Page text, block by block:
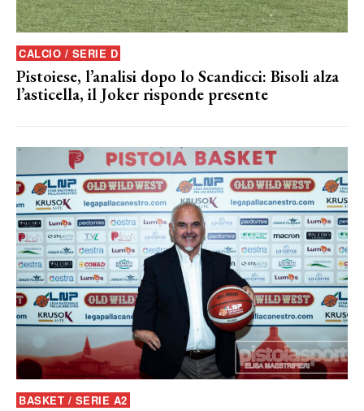
CALCIO / SERIE D
Pistoiese, l’analisi dopo lo Scandicci: Bisoli alza
l’asticella, il Joker risponde presente
BASKET / SERIE A2